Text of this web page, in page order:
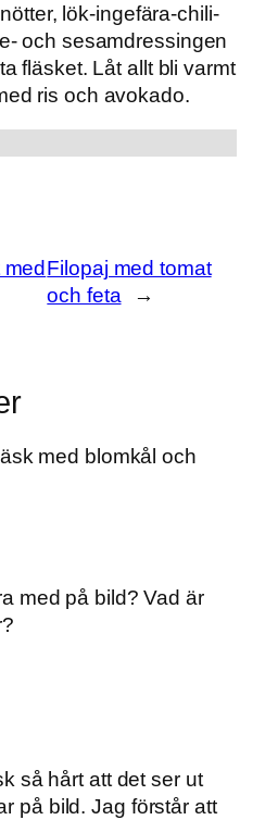
lök-ingefära-chili-
och sesamdressingen
fläsket. Låt allt bli varmt
ris och avokado.
Filopaj med tomat
och feta
→
med blomkål och
med på bild? Vad är
så hårt att det ser ut
på bild. Jag förstår att